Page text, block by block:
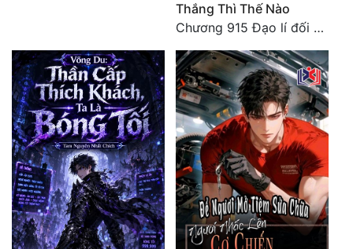
Thắng Thì Thế Nào
Chương 915 Đạo lí đối nhân xử thế! Ta biết làm cơm là chuyện rất kỳ quái sao?